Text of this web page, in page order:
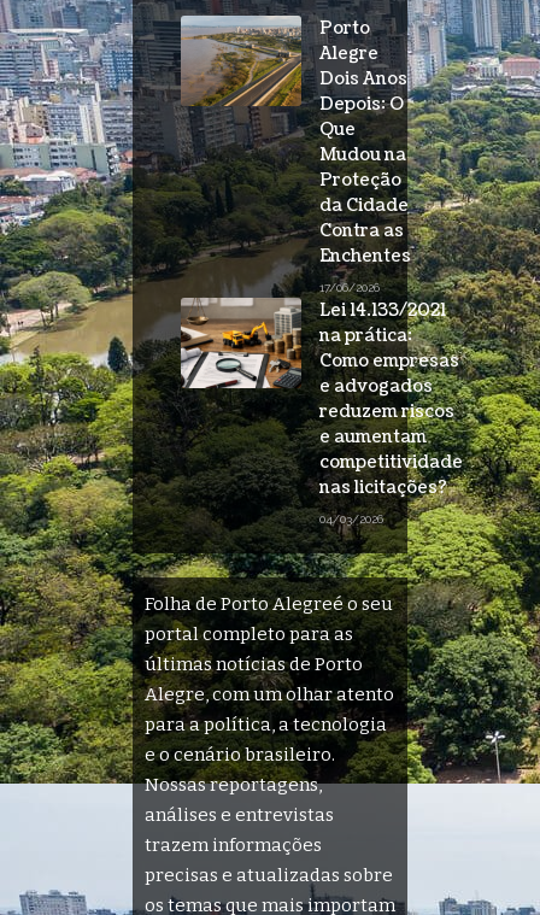
Porto
Alegre
Dois Anos
Depois: O
Que
Mudou na
Proteção
da Cidade
Contra as
Enchentes
17/06/2026
Lei 14.133/2021
na prática:
Como empresas
e advogados
reduzem riscos
e aumentam
competitividade
nas licitações?
04/03/2026
Folha de Porto Alegreé o seu
portal completo para as
últimas notícias de Porto
Alegre, com um olhar atento
para a política, a tecnologia
e o cenário brasileiro.
Nossas reportagens,
análises e entrevistas
trazem informações
precisas e atualizadas sobre
os temas que mais importam